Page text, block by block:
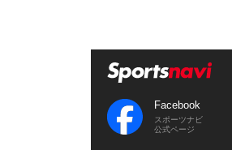
Facebook
スポーツナビ
公式ページ